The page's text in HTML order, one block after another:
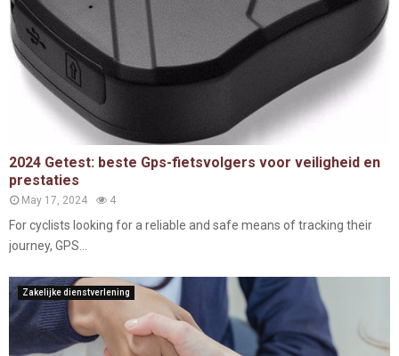
2024 Getest: beste Gps-fietsvolgers voor veiligheid en
prestaties
May 17, 2024 4
For cyclists looking for a reliable and safe means of tracking their
journey, GPS...
Zakelijke dienstverlening